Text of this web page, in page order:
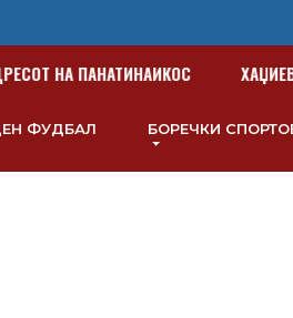
НА ПАНАТИНАИКОС
ФУДБАЛ БОРЕЧКИ